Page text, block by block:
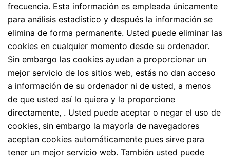
frecuencia. Esta información es empleada únicamente
para análisis estadístico y después la información se
elimina de forma permanente. Usted puede eliminar las
cookies en cualquier momento desde su ordenador.
Sin embargo las cookies ayudan a proporcionar un
mejor servicio de los sitios web, estás no dan acceso
a información de su ordenador ni de usted, a menos
de que usted así lo quiera y la proporcione
directamente, . Usted puede aceptar o negar el uso de
cookies, sin embargo la mayoría de navegadores
aceptan cookies automáticamente pues sirve para
tener un mejor servicio web. También usted puede